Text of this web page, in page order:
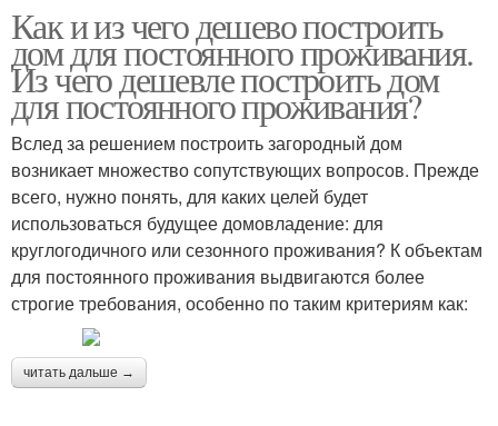
Как и из чего дешево построить
дом для постоянного проживания.
Из чего дешевле построить дом
для постоянного проживания?
Вслед за решением построить загородный дом
возникает множество сопутствующих вопросов. Прежде
всего, нужно понять, для каких целей будет
использоваться будущее домовладение: для
круглогодичного или сезонного проживания? К объектам
для постоянного проживания выдвигаются более
строгие требования, особенно по таким критериям как:
читать дальше →